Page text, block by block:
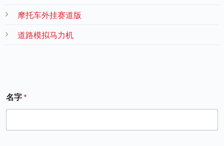
摩托车外挂赛道版
道路模拟马力机
名字*